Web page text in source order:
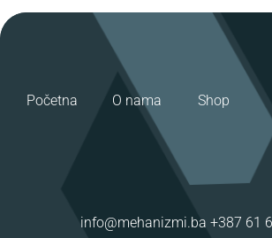
Početna O nama Shop
info@mehanizmi.ba +387 61